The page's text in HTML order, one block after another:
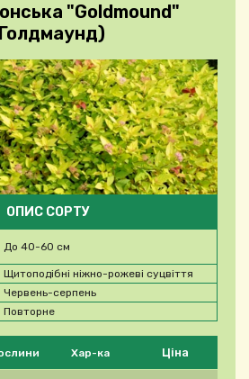
"Goldmound"
продукт
Хар-ка Ціна
ОПИС СОРТУ
До 40-60 см
Щитоподібні ніжно-рожеві суцвіття
Червень-серпень
Повторне